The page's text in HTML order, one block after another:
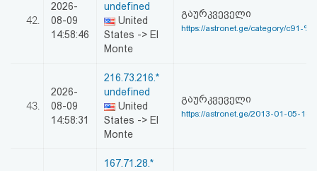
42.
2026-
08-09
14:58:46
undefined
United
States -> El
Monte
გაურკვეველი
https://astronet.ge/category/c91-
43.
2026-
08-09
14:58:31
216.73.216.*
undefined
United
States -> El
Monte
გაურკვეველი
https://astronet.ge/2013-01-05-18-
167.71.28.*